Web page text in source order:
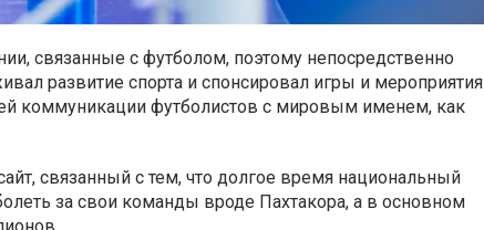
связанные с футболом, поэтому непосредственно
развитие спорта и спонсировал игры и мероприятия
коммуникации футболистов с мировым именем, как
связанный с тем, что долгое время национальный
за свои команды вроде Пахтакора, а в основном